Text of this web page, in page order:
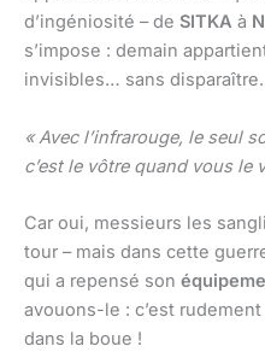
d’ingéniosité – de SITKA à
s’impose : demain
invisibles… sans disparaître.
« Avec l’infrarouge, le seul
c’est le vôtre quand vous le
Car oui, messieurs les
tour – mais dans cette
qui a repensé son
avouons-le : c’est
dans la boue !